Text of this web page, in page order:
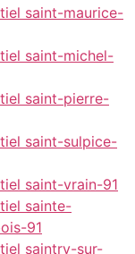
saint-maurice-
saint-michel-
saint-pierre-
saint-sulpice-
saint-vrain-91
sainte-
91
saintry-sur-